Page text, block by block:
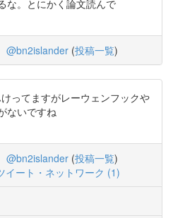
な。とにかく論文読んで
@bn2islander (投稿一覧)
ってますがレーウェンフックや
ないですね
@bn2islander (投稿一覧)
イート・ネットワーク (1)